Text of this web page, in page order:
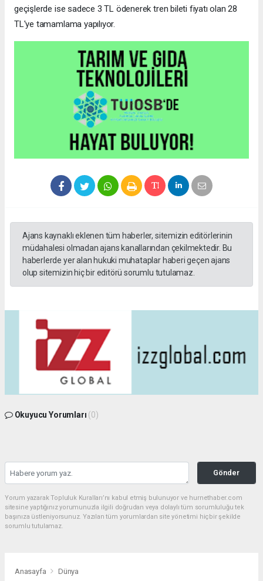
geçişlerde ise sadece 3 TL ödenerek tren bileti fiyatı olan 28
TL'ye tamamlama yapılıyor.
Ajans kaynaklı eklenen tüm haberler, sitemizin editörlerinin
müdahalesi olmadan ajans kanallarından çekilmektedir. Bu
haberlerde yer alan hukuki muhataplar haberi geçen ajans
olup sitemizin hiç bir editörü sorumlu tutulamaz.
Okuyucu Yorumları (0)
Gönder
Yorum yazarak Topluluk Kuralları’nı kabul etmiş bulunuyor ve hurnethaber.com
sitesine yaptığınız yorumunuzla ilgili doğrudan veya dolaylı tüm sorumluluğu tek
başınıza üstleniyorsunuz. Yazılan tüm yorumlardan site yönetimi hiçbir şekilde
sorumlu tutulamaz.
Anasayfa Dünya